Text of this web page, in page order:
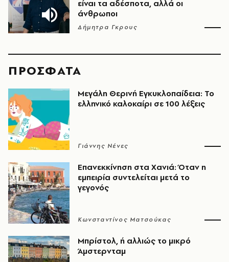
είναι τα αδέσποτα, αλλά οι
άνθρωποι
Δήμητρα Γκρους
ΠΡΟΣΦΑΤΑ
Μεγάλη Θερινή Εγκυκλοπαίδεια: Το
ελληνικό καλοκαίρι σε 100 λέξεις
Γιάννης Νένες
Επανεκκίνηση στα Χανιά: Όταν η
εμπειρία συντελείται μετά το
γεγονός
Κωνσταντίνος Ματσούκας
Μπρίστολ, ή αλλιώς το μικρό
Άμστερνταμ